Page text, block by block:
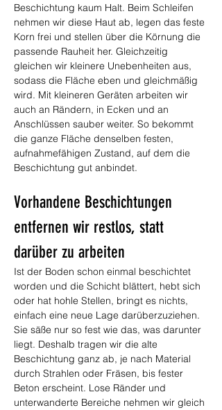
Beschichtung kaum Halt. Beim Schleifen
nehmen wir diese Haut ab, legen das feste
Korn frei und stellen über die Körnung die
passende Rauheit her. Gleichzeitig
gleichen wir kleinere Unebenheiten aus,
sodass die Fläche eben und gleichmäßig
wird. Mit kleineren Geräten arbeiten wir
auch an Rändern, in Ecken und an
Anschlüssen sauber weiter. So bekommt
die ganze Fläche denselben festen,
aufnahmefähigen Zustand, auf dem die
Beschichtung gut anbindet.
Vorhandene Beschichtungen
entfernen wir restlos, statt
darüber zu arbeiten
Ist der Boden schon einmal beschichtet
worden und die Schicht blättert, hebt sich
oder hat hohle Stellen, bringt es nichts,
einfach eine neue Lage darüberzuziehen.
Sie säße nur so fest wie das, was darunter
liegt. Deshalb tragen wir die alte
Beschichtung ganz ab, je nach Material
durch Strahlen oder Fräsen, bis fester
Beton erscheint. Lose Ränder und
unterwanderte Bereiche nehmen wir gleich